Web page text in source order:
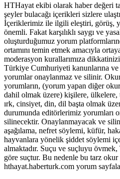
HTHayat ekibi olarak haber değeri
şeyler bulacağı içerikleri sizlere
İçeriklerimiz ile ilgili eleştiri, görüş,
önemli. Fakat karşılıklı saygı ve
oluşturduğumuz yorum
ortamını temin etmek amacıyla
moderasyon kurallarımıza
Türkiye Cumhuriyeti kanunlarına ve
yorumlar onaylanmaz ve silinir.
yorumların, (yorum yapan diğer
dahil olmak üzere) kişilere, ülkelere,
ırk, cinsiyet, din, dil başta olmak
durumunda editörlerimiz yorumları
silinecektir. Onaylanmayacak ve
aşağılama, nefret söylemi, küfür,
hayvanlara yönelik şiddet söylemi
almaktadır. Suçu ve suçluyu
göre suçtur. Bu nedenle bu tarz
hthayat.haberturk.com yorum